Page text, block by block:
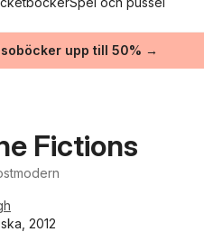
upp till 50% →
Fictions
2012